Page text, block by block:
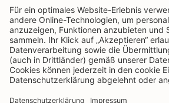
Rapunzel Naturkost auf Facebook
Rapunzel Naturkost auf
Rapunzel Naturkost
RapunzelRapunzel
Informationen
Zahlungsarten